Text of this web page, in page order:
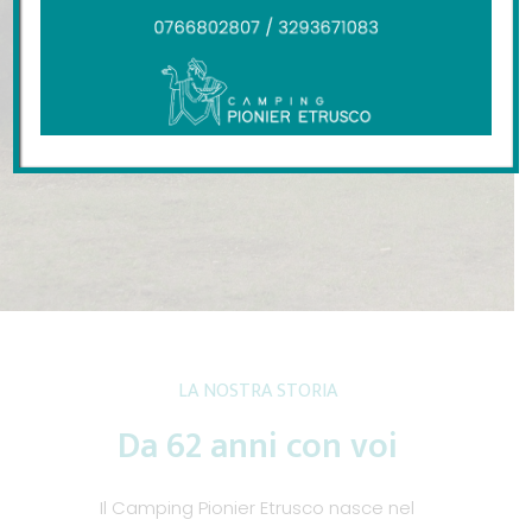
LA NOSTRA STORIA
Da 62 anni con voi
Il Camping Pionier Etrusco nasce nel